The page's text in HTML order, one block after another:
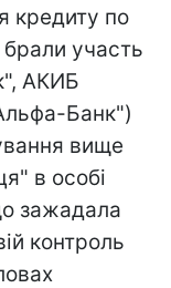
кредиту по
участь
АКИБ
Банк")
вище
в особі
зажадала
контроль